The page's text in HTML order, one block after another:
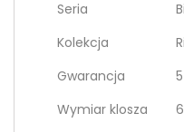
Seria
Kolekcja
Gwarancja
Wymiar klosza